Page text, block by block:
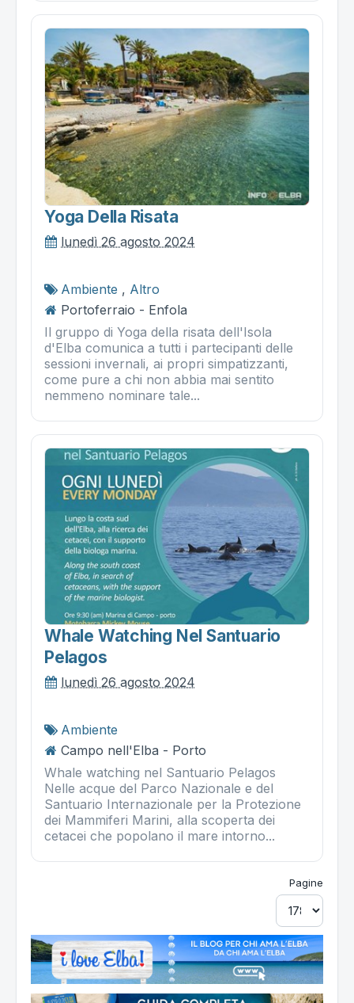
Yoga Della Risata
lunedì 26 agosto 2024
Ambiente , Altro
Portoferraio - Enfola
Il gruppo di Yoga della risata dell'Isola
d'Elba comunica a tutti i partecipanti delle
sessioni invernali, ai propri simpatizzanti,
come pure a chi non abbia mai sentito
nemmeno nominare tale...
Whale Watching Nel Santuario
Pelagos
lunedì 26 agosto 2024
Ambiente
Campo nell'Elba - Porto
Whale watching nel Santuario Pelagos
Nelle acque del Parco Nazionale e del
Santuario Internazionale per la Protezione
dei Mammiferi Marini, alla scoperta dei
cetacei che popolano il mare intorno...
Pagine